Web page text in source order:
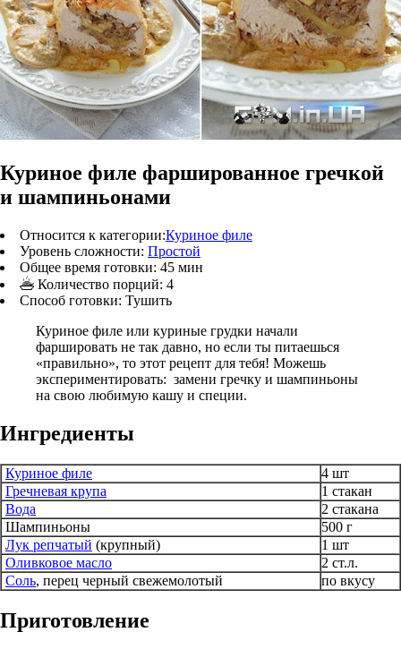
Куриное филе фаршированное гречкой
и шампиньонами
Относится к категории:Куриное филе
Уровень сложности: Простой
Общее время готовки: 45 мин
Количество порций: 4
Способ готовки: Тушить
Куриное филе или куриные грудки начали
фаршировать не так давно, но если ты питаешься
«правильно», то этот рецепт для тебя! Можешь
экспериментировать: замени гречку и шампиньоны
на свою любимую кашу и специи.
Ингредиенты
Куриное филе
4 шт
Гречневая крупа
1 стакан
Вода
2 стакана
Шампиньоны
500 г
Лук репчатый (крупный)
1 шт
Оливковое масло
2 ст.л.
Соль, перец черный свежемолотый по вкусу
Приготовление